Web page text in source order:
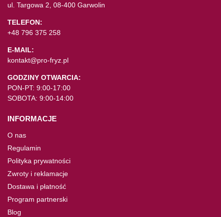
ul. Targowa 2, 08-400 Garwolin
TELEFON:
+48 796 375 258
E-MAIL:
kontakt@pro-fryz.pl
GODZINY OTWARCIA:
PON-PT: 9:00-17:00
SOBOTA: 9:00-14:00
INFORMACJE
O nas
Regulamin
Polityka prywatności
Zwroty i reklamacje
Dostawa i płatność
Program partnerski
Blog